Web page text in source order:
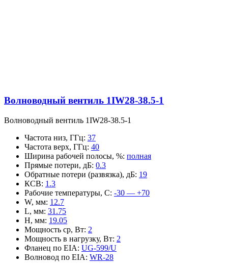
Волноводный вентиль 1IW28-38.5-1
Волноводный вентиль 1IW28-38.5-1
Частота низ, ГГц: 37
Частота верх, ГГц: 40
Ширина рабочей полосы, %: полная
Прямые потери, дБ: 0.3
Обратные потери (развязка), дБ: 19
КСВ: 1.3
Рабочие температуры, С: -30 — +70
W, мм: 12.7
L, мм: 31.75
H, мм: 19.05
Мощность ср, Вт: 2
Мощность в нагрузку, Вт: 2
Фланец по EIA: UG-599/U
Волновод по EIA: WR-28